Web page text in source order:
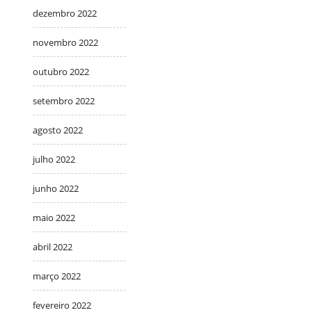
dezembro 2022
novembro 2022
outubro 2022
setembro 2022
agosto 2022
julho 2022
junho 2022
maio 2022
abril 2022
março 2022
fevereiro 2022